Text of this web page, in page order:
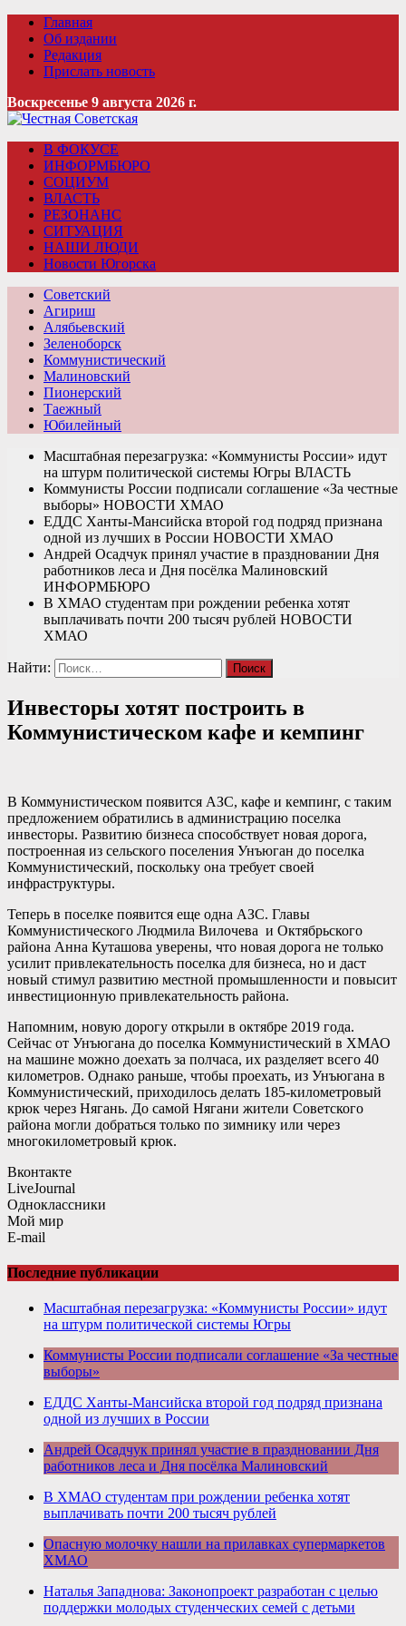
Главная
Об издании
Редакция
Прислать новость
Воскресенье 9 августа 2026 г.
В ФОКУСЕ
ИНФОРМБЮРО
СОЦИУМ
ВЛАСТЬ
РЕЗОНАНС
СИТУАЦИЯ
НАШИ ЛЮДИ
Новости Югорска
Советский
Агириш
Алябьевский
Зеленоборск
Коммунистический
Малиновский
Пионерский
Таежный
Юбилейный
Масштабная перезагрузка: «Коммунисты России» идут
на штурм политической системы Югры ВЛАСТЬ
Коммунисты России подписали соглашение «За честные
выборы» НОВОСТИ ХМАО
ЕДДС Ханты-Мансийска второй год подряд признана
одной из лучших в России НОВОСТИ ХМАО
Андрей Осадчук принял участие в праздновании Дня
работников леса и Дня посёлка Малиновский
ИНФОРМБЮРО
В ХМАО студентам при рождении ребенка хотят
выплачивать почти 200 тысяч рублей НОВОСТИ
ХМАО
Найти:
Инвесторы хотят построить в
Коммунистическом кафе и кемпинг
В Коммунистическом появится АЗС, кафе и кемпинг, с таким
предложением обратились в администрацию поселка
инвесторы. Развитию бизнеса способствует новая дорога,
построенная из сельского поселения Унъюган до поселка
Коммунистический, поскольку она требует своей
инфраструктуры.
Теперь в поселке появится еще одна АЗС. Главы
Коммунистического Людмила Вилочева и Октябрьского
района Анна Куташова уверены, что новая дорога не только
усилит привлекательность поселка для бизнеса, но и даст
новый стимул развитию местной промышленности и повысит
инвестиционную привлекательность района.
Напомним, новую дорогу открыли в октябре 2019 года.
Сейчас от Унъюгана до поселка Коммунистический в ХМАО
на машине можно доехать за полчаса, их разделяет всего 40
километров. Однако раньше, чтобы проехать, из Унъюгана в
Коммунистический, приходилось делать 185-километровый
крюк через Нягань. До самой Нягани жители Советского
района могли добраться только по зимнику или через
многокилометровый крюк.
Вконтакте
LiveJournal
Одноклассники
Мой мир
E-mail
Последние публикации
Масштабная перезагрузка: «Коммунисты России» идут
на штурм политической системы Югры
Коммунисты России подписали соглашение «За честные
выборы»
ЕДДС Ханты-Мансийска второй год подряд признана
одной из лучших в России
Андрей Осадчук принял участие в праздновании Дня
работников леса и Дня посёлка Малиновский
В ХМАО студентам при рождении ребенка хотят
выплачивать почти 200 тысяч рублей
Опасную молочку нашли на прилавках супермаркетов
ХМАО
Наталья Западнова: Законопроект разработан с целью
поддержки молодых студенческих семей с детьми